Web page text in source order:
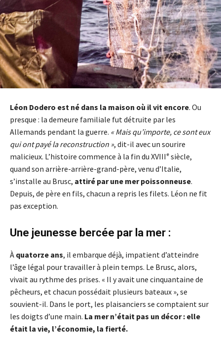
Léon Dodero est né dans la maison où il vit encore. Ou
presque : la demeure familiale fut détruite par les
Allemands pendant la guerre. « Mais qu’importe, ce sont eux
qui ont payé la reconstruction », dit-il avec un sourire
malicieux. L’histoire commence à la fin du XVIIIᵉ siècle,
quand son arrière-arrière-grand-père, venu d’Italie,
s’installe au Brusc, attiré par une mer poissonneuse.
Depuis, de père en fils, chacun a repris les filets. Léon ne fit
pas exception.
Une jeunesse bercée par la mer :
À quatorze ans, il embarque déjà, impatient d’atteindre
l’âge légal pour travailler à plein temps. Le Brusc, alors,
vivait au rythme des prises. « Il y avait une cinquantaine de
pêcheurs, et chacun possédait plusieurs bateaux », se
souvient-il. Dans le port, les plaisanciers se comptaient sur
les doigts d’une main. La mer n’était pas un décor : elle
était la vie, l’économie, la fierté.